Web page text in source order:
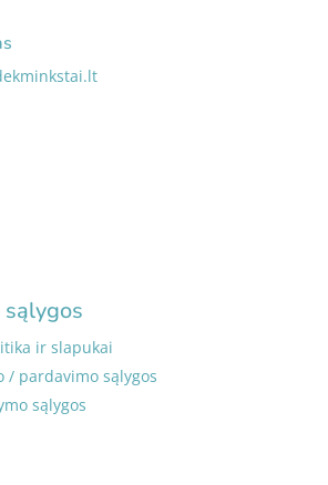
ir slapukai
/ pardavimo sąlygos
sąlygos